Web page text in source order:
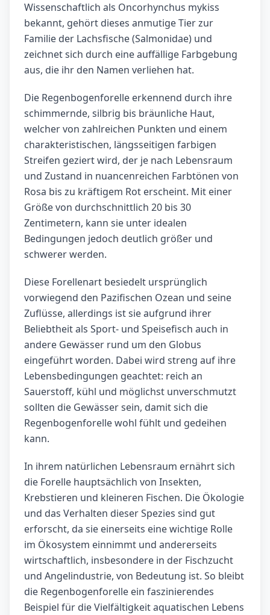
Wissenschaftlich als Oncorhynchus mykiss
bekannt, gehört dieses anmutige Tier zur
Familie der Lachsfische (Salmonidae) und
zeichnet sich durch eine auffällige Farbgebung
aus, die ihr den Namen verliehen hat.
Die Regenbogenforelle erkennend durch ihre
schimmernde, silbrig bis bräunliche Haut,
welcher von zahlreichen Punkten und einem
charakteristischen, längsseitigen farbigen
Streifen geziert wird, der je nach Lebensraum
und Zustand in nuancenreichen Farbtönen von
Rosa bis zu kräftigem Rot erscheint. Mit einer
Größe von durchschnittlich 20 bis 30
Zentimetern, kann sie unter idealen
Bedingungen jedoch deutlich größer und
schwerer werden.
Diese Forellenart besiedelt ursprünglich
vorwiegend den Pazifischen Ozean und seine
Zuflüsse, allerdings ist sie aufgrund ihrer
Beliebtheit als Sport- und Speisefisch auch in
andere Gewässer rund um den Globus
eingeführt worden. Dabei wird streng auf ihre
Lebensbedingungen geachtet: reich an
Sauerstoff, kühl und möglichst unverschmutzt
sollten die Gewässer sein, damit sich die
Regenbogenforelle wohl fühlt und gedeihen
kann.
In ihrem natürlichen Lebensraum ernährt sich
die Forelle hauptsächlich von Insekten,
Krebstieren und kleineren Fischen. Die Ökologie
und das Verhalten dieser Spezies sind gut
erforscht, da sie einerseits eine wichtige Rolle
im Ökosystem einnimmt und andererseits
wirtschaftlich, insbesondere in der Fischzucht
und Angelindustrie, von Bedeutung ist. So bleibt
die Regenbogenforelle ein faszinierendes
Beispiel für die Vielfältigkeit aquatischen Lebens